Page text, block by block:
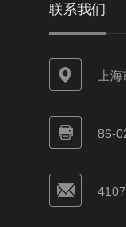
联系我们
上
86-